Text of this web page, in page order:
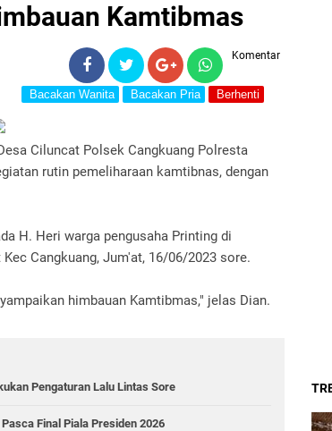
Kamtibmas
Komentar
Bacakan Wanita Bacakan Pria Berhenti
Ciluncat Polsek Cangkuang Polresta
rutin pemeliharaan kamtibnas, dengan
H. Heri warga pengusaha Printing di
Cangkuang, Jum'at, 16/06/2023 sore.
himbauan Kamtibmas," jelas Dian.
Pengaturan Lalu Lintas Sore
Final Piala Presiden 2026